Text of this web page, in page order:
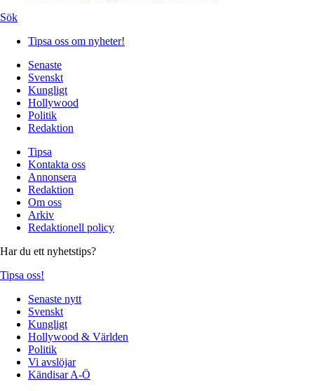
Sök
Tipsa oss om nyheter!
Senaste
Svenskt
Kungligt
Hollywood
Politik
Redaktion
Tipsa
Kontakta oss
Annonsera
Redaktion
Om oss
Arkiv
Redaktionell policy
Har du ett nyhetstips?
Tipsa oss!
Senaste nytt
Svenskt
Kungligt
Hollywood & Världen
Politik
Vi avslöjar
Kändisar A-Ö